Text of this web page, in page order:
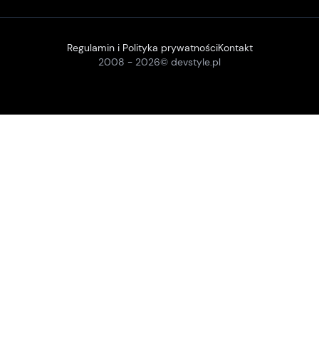
2008 - 2026© devstyle.pl
Regulamin i Polityka prywatnościKontakt